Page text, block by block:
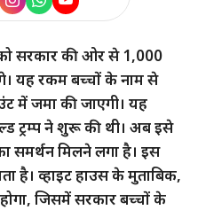
सरकार की ओर से 1,000
यह रकम बच्चों के नाम से
में जमा की जाएगी। यह
ट्रम्प ने शुरू की थी। अब इसे
समर्थन मिलने लगा है। इस
है। व्हाइट हाउस के मुताबिक,
जिसमें सरकार बच्चों के